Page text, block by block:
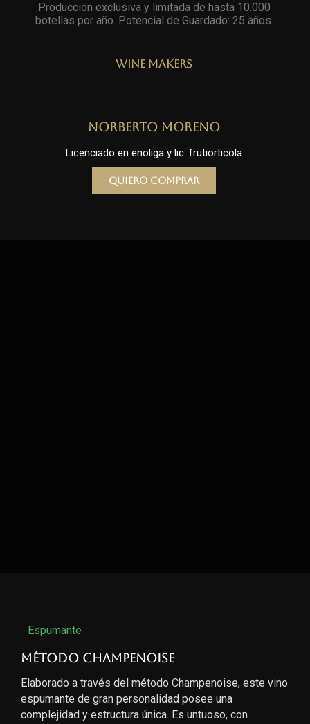
Producción exclusiva y limitada de hasta 10.000
botellas por año. Potencial de Guardado: 25 años
Wine Makers
Norberto Moreno
Licenciado en enoliga y lic. frutiorticola
Quiero comprar
Espumante
Método Champenoise
Elaborado a través del método Champenoise, este vino
espumante de gran personalidad posee una
complejidad y estructura única. Es untuoso, con